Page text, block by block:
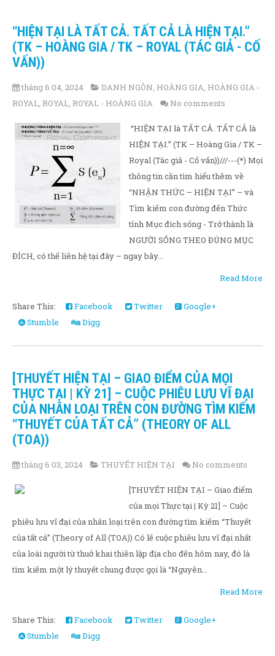
“HIỆN TẠI LÀ TẤT CẢ. TẤT CẢ LÀ HIỆN TẠI.”
(TK – HOÀNG GIA / TK – ROYAL (TÁC GIẢ - CỐ
VẤN))
tháng 6 04, 2024 DANH NGÔN, HOÀNG GIA, HOÀNG GIA -
ROYAL, ROYAL, ROYAL - HOÀNG GIA No comments
“HIỆN TẠI là TẤT CẢ. TẤT CẢ là
HIỆN TẠI.” (TK – Hoàng Gia / TK –
Royal (Tác giả - Cố vấn))///---(*) Mọi
thông tin cần tìm hiểu thêm về
“NHẬN THỨC – HIỆN TẠI” – và
Tìm kiếm con đường đến Thức
tỉnh Mục đích sống - Trở thành là
NGƯỜI SỐNG THEO ĐÚNG MỤC
ĐÍCH, có thể liên hệ tại đây – ngay bây...
Read More
Share This: Facebook Twitter
Google+
Stumble
Digg
[THUYẾT HIỆN TẠI – GIAO ĐIỂM CỦA MỌI
THỰC TẠI | KỲ 21] – CUỘC PHIÊU LƯU VĨ ĐẠI
CỦA NHÂN LOẠI TRÊN CON ĐƯỜNG TÌM KIẾM
“THUYẾT CỦA TẤT CẢ” (THEORY OF ALL
(TOA))
tháng 6 03, 2024 THUYẾT HIỆN TẠI No comments
[THUYẾT HIỆN TẠI – Giao điểm
của mọi Thực tại | Kỳ 21] – Cuộc
phiêu lưu vĩ đại của nhân loại trên con đường tìm kiếm “Thuyết
của tất cả” (Theory of All (TOA)) Có lẽ cuộc phiêu lưu vĩ đại nhất
của loài người từ thuở khai thiên lập địa cho đến hôm nay, đó là
tìm kiếm một lý thuyết chung được gọi là “Nguyên...
Read More
Share This: Facebook Twitter
Google+
Stumble
Digg